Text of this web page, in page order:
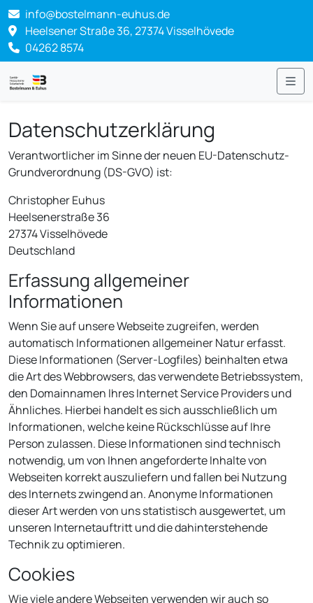
info@bostelmann-euhus.de
Heelsener Straße 36, 27374 Visselhövede
04262 8574
Datenschutzerklärung
Verantwortlicher im Sinne der neuen EU-Datenschutz-
Grundverordnung (DS-GVO) ist:
Christopher Euhus
Heelsenerstraße 36
27374 Visselhövede
Deutschland
Erfassung allgemeiner
Informationen
Wenn Sie auf unsere Webseite zugreifen, werden
automatisch Informationen allgemeiner Natur erfasst.
Diese Informationen (Server-Logfiles) beinhalten etwa
die Art des Webbrowsers, das verwendete Betriebssystem,
den Domainnamen Ihres Internet Service Providers und
Ähnliches. Hierbei handelt es sich ausschließlich um
Informationen, welche keine Rückschlüsse auf Ihre
Person zulassen. Diese Informationen sind technisch
notwendig, um von Ihnen angeforderte Inhalte von
Webseiten korrekt auszuliefern und fallen bei Nutzung
des Internets zwingend an. Anonyme Informationen
dieser Art werden von uns statistisch ausgewertet, um
unseren Internetauftritt und die dahinterstehende
Technik zu optimieren.
Cookies
Wie viele andere Webseiten verwenden wir auch so